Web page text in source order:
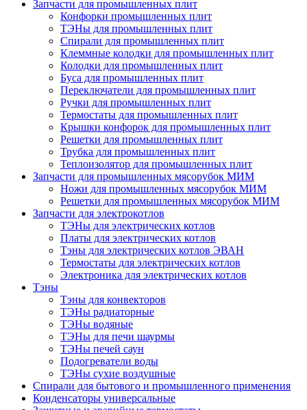
Запчасти для промышленных плит
Конфорки промышленных плит
ТЭНы для промышленных плит
Спирали для промышленных плит
Клеммные колодки для промышленных плит
Колодки для промышленных плит
Буса для промышленных плит
Переключатели для промышленных плит
Ручки для промышленных плит
Термостаты для промышленных плит
Крышки конфорок для промышленных плит
Решетки для промышленных плит
Трубка для промышленных плит
Теплоизолятор для промышленных плит
Запчасти для промышленных мясорубок МИМ
Ножи для промышленных мясорубок МИМ
Решетки для промышленных мясорубок МИМ
Запчасти для электрокотлов
ТЭНы для электрических котлов
Платы для электрических котлов
Тэны для электрических котлов ЭВАН
Термостаты для электрических котлов
Электроника для электрических котлов
Тэны
Тэны для конвекторов
ТЭНы радиаторные
ТЭНы водяные
ТЭНы для печи шаурмы
ТЭНы печей саун
Подогреватели воды
ТЭНы сухие воздушные
Спирали для бытового и промышленного применения
Конденсаторы универсальные